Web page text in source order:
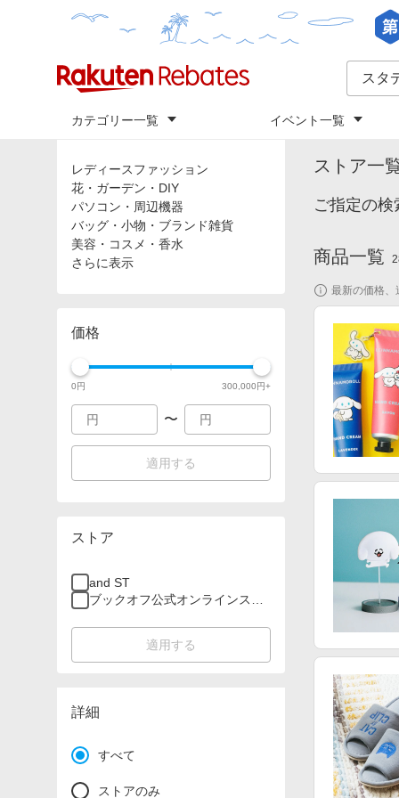
カテゴリー一覧 イベント一覧
カテゴリ
レディースファッション
花・ガーデン・DIY
パソコン・周辺機器
バッグ・小物・ブランド雑貨
美容・コスメ・香水
さらに表示
価格
0円 300,000円+
〜
適用する
ストア
and ST
ブックオフ公式オンラインスト
適用する
詳細
すべて
ストアのみ
トップ
ストア一
ご指定の
商品一覧
最新の価格、